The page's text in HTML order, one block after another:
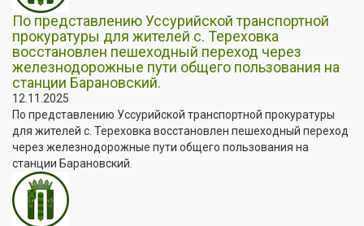
По представлению Уссурийской транспортной
прокуратуры для жителей с. Тереховка
восстановлен пешеходный переход через
железнодорожные пути общего пользования на
станции Барановский.
12.11.2025
По представлению Уссурийской транспортной прокуратуры
для жителей с. Тереховка восстановлен пешеходный переход
через железнодорожные пути общего пользования на
станции Барановский.